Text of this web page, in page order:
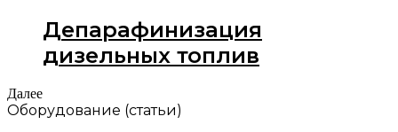
Депарафинизация
дизельных топлив
Далее
Оборудование (статьи)